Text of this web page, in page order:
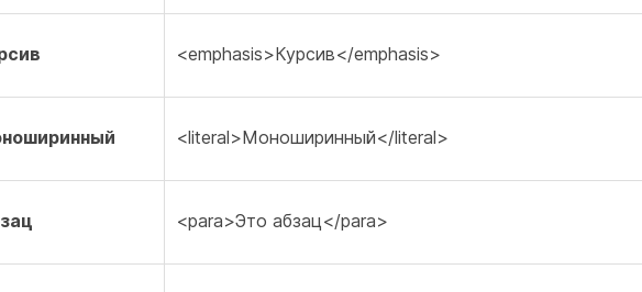
<emphasis>Курсив</emphasis>
<literal>Моноширинный</literal>
<para>Это абзац</para>